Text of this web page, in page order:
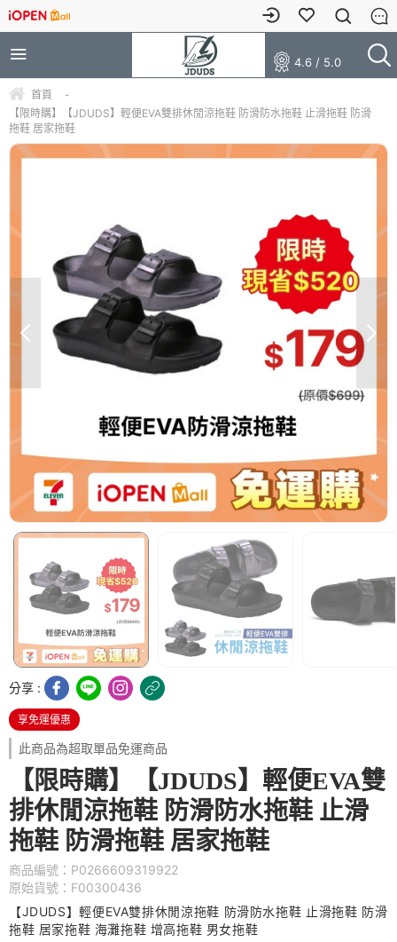
4.6 / 5.0
首頁
-
【限時購】【JDUDS】輕便EVA雙排休閒涼拖鞋 防滑防水拖鞋 止滑拖鞋 防滑
拖鞋 居家拖鞋
分享 :
享免運優惠
此商品為超取單品免運商品
【限時購】【JDUDS】輕便EVA雙
排休閒涼拖鞋 防滑防水拖鞋 止滑
拖鞋 防滑拖鞋 居家拖鞋
商品編號：P0266609319922
原始貨號：F00300436
【JDUDS】輕便EVA雙排休閒涼拖鞋 防滑防水拖鞋 止滑拖鞋 防滑
拖鞋 居家拖鞋 海灘拖鞋 增高拖鞋 男女拖鞋